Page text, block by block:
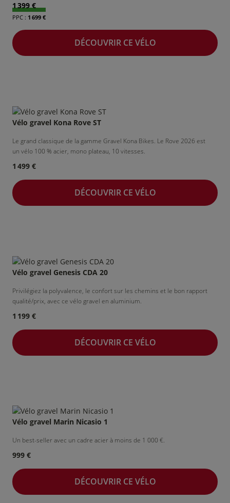
1 399 €
1 699 €
DÉCOUVRIR CE VÉLO
Vélo gravel Kona Rove ST
Le grand classique de la gamme Gravel Kona Bikes. Le Rove 2026 est
un vélo 100 % acier, mono plateau, 10 vitesses.
1 499 €
DÉCOUVRIR CE VÉLO
Vélo gravel Genesis CDA 20
Privilégiez la polyvalence, le confort sur les chemins et le bon rapport
qualité/prix, avec ce vélo gravel en aluminium.
1 199 €
DÉCOUVRIR CE VÉLO
Vélo gravel Marin Nicasio 1
Un best-seller avec un cadre acier à moins de 1 000 €.
999 €
DÉCOUVRIR CE VÉLO